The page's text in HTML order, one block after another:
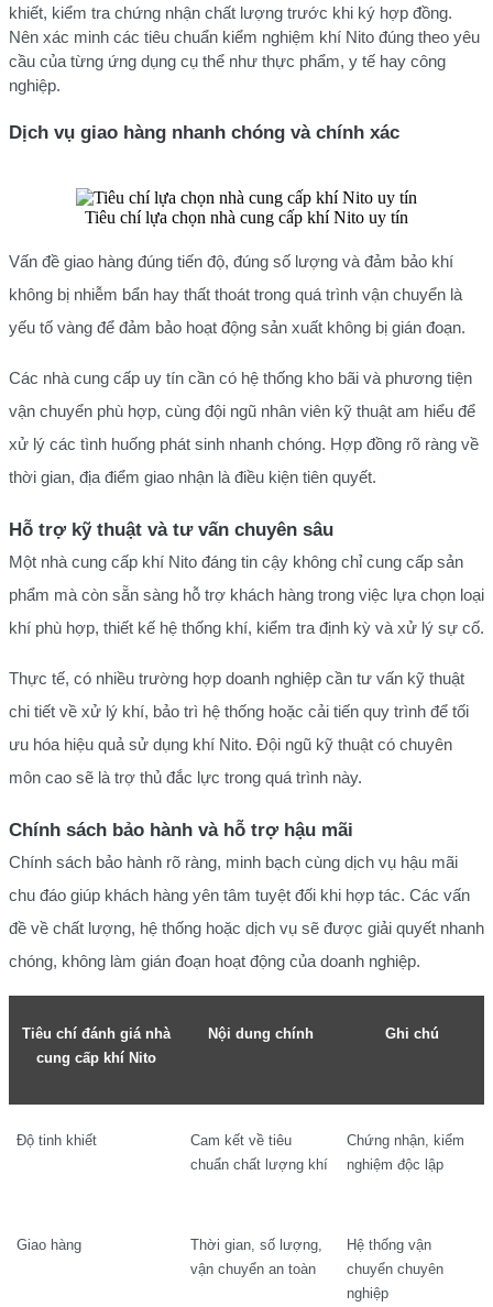
khiết, kiểm tra chứng nhận chất lượng trước khi ký hợp đồng.
Nên xác minh các tiêu chuẩn kiểm nghiệm khí Nito đúng theo yêu
cầu của từng ứng dụng cụ thể như thực phẩm, y tế hay công
nghiệp.
Dịch vụ giao hàng nhanh chóng và chính xác
Tiêu chí lựa chọn nhà cung cấp khí Nito uy tín
Vấn đề giao hàng đúng tiến độ, đúng số lượng và đảm bảo khí
không bị nhiễm bẩn hay thất thoát trong quá trình vận chuyển là
yếu tố vàng để đảm bảo hoạt động sản xuất không bị gián đoạn.
Các nhà cung cấp uy tín cần có hệ thống kho bãi và phương tiện
vận chuyển phù hợp, cùng đội ngũ nhân viên kỹ thuật am hiểu để
xử lý các tình huống phát sinh nhanh chóng. Hợp đồng rõ ràng về
thời gian, địa điểm giao nhận là điều kiện tiên quyết.
Hỗ trợ kỹ thuật và tư vấn chuyên sâu
Một nhà cung cấp khí Nito đáng tin cậy không chỉ cung cấp sản
phẩm mà còn sẵn sàng hỗ trợ khách hàng trong việc lựa chọn loại
khí phù hợp, thiết kế hệ thống khí, kiểm tra định kỳ và xử lý sự cố.
Thực tế, có nhiều trường hợp doanh nghiệp cần tư vấn kỹ thuật
chi tiết về xử lý khí, bảo trì hệ thống hoặc cải tiến quy trình để tối
ưu hóa hiệu quả sử dụng khí Nito. Đội ngũ kỹ thuật có chuyên
môn cao sẽ là trợ thủ đắc lực trong quá trình này.
Chính sách bảo hành và hỗ trợ hậu mãi
Chính sách bảo hành rõ ràng, minh bạch cùng dịch vụ hậu mãi
chu đáo giúp khách hàng yên tâm tuyệt đối khi hợp tác. Các vấn
đề về chất lượng, hệ thống hoặc dịch vụ sẽ được giải quyết nhanh
chóng, không làm gián đoạn hoạt động của doanh nghiệp.
Tiêu chí đánh giá nhà
cung cấp khí Nito
Nội dung chính Ghi chú
Độ tinh khiết
Cam kết về tiêu
chuẩn chất lượng khí
Chứng nhận, kiểm
nghiệm độc lập
Giao hàng
Thời gian, số lượng,
vận chuyển an toàn
Hệ thống vận
chuyển chuyên
nghiệp